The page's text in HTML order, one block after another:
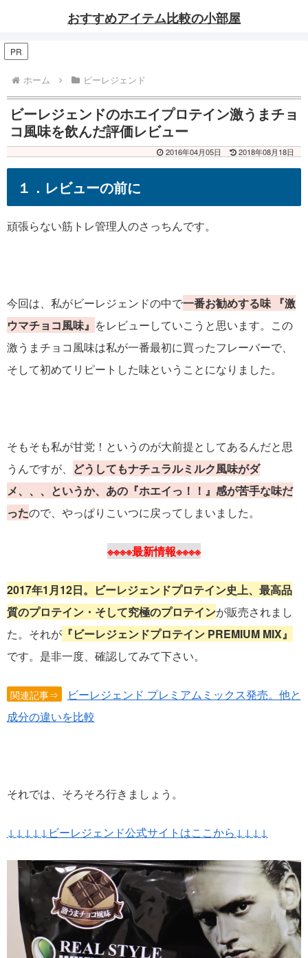
おすすめアイテム比較の小部屋
PR
ホーム ビーレジェンド
ビーレジェンドのホエイプロテイン激うまチョ
コ風味を飲んだ評価レビュー
2016年04月05日 2018年08月18日
１．レビューの前に
頑張らない筋トレ管理人のさっちんです。
今回は、私がビーレジェンドの中で一番お勧めする味 『激
ウマチョコ風味』 をレビューしていこうと思います。この
激うまチョコ風味は私が一番最初に買ったフレーバーで、
そして初めてリピートした味ということになりました。
そもそも私が甘党！というのが大前提としてあるんだと思
うんですが、
どうしてもナチュラルミルク風味がダ
メ、、、というか、あの『ホエイっ！！』感が苦手な味だ
ったので、やっぱりこいつに戻ってしまいました。
※※※※最新情報※※※※
2017年1月12日。 ビーレジェンドプロテイン史上、最高品
質のプロテイン・そして究極のプロテインが販売されまし
た。それが『ビーレジェンドプロテイン PREMIUM MIX』
です。是非一度、確認してみて下さい。
関連記事⇒
ビーレジェンド プレミアムミックス発売。他と
成分の違いを比較
それでは、そろそろ行きましょう。
↓↓↓↓↓ビーレジェンド公式サイトはここから↓↓↓↓